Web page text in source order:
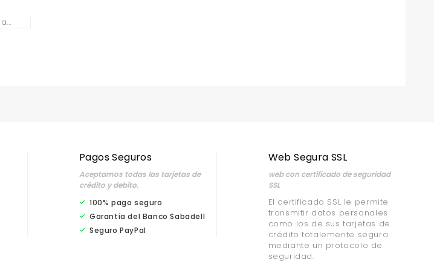
Pagos Seguros
Aceptamos todas las tarjetas de
crédito y debíto.
100% pago seguro
Garantía del Banco Sabadell
Seguro PayPal
Web Segura SSL
web con certificado de seguridad
SSL
El certificado SSL le permite
transmitir datos personales
como los de sus tarjetas de
crédito totalemente segura
mediante un protocolo de
seguridad.